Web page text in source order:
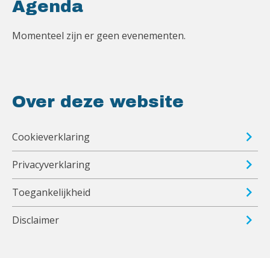
Agenda
Momenteel zijn er geen evenementen.
Over deze website
Cookieverklaring
Privacyverklaring
Toegankelijkheid
Disclaimer